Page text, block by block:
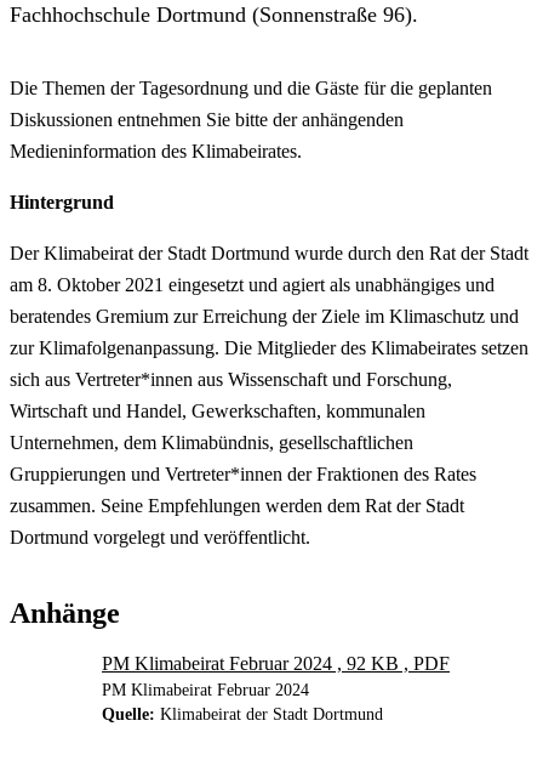
Fachhochschule Dortmund (Sonnenstraße 96).
Die Themen der Tagesordnung und die Gäste für die geplanten
Diskussionen entnehmen Sie bitte der anhängenden
Medieninformation des Klimabeirates.
Hintergrund
Der Klimabeirat der Stadt Dortmund wurde durch den Rat der Stadt
am 8. Oktober 2021 eingesetzt und agiert als unabhängiges und
beratendes Gremium zur Erreichung der Ziele im Klimaschutz und
zur Klimafolgenanpassung. Die Mitglieder des Klimabeirates setzen
sich aus Vertreter*innen aus Wissenschaft und Forschung,
Wirtschaft und Handel, Gewerkschaften, kommunalen
Unternehmen, dem Klimabündnis, gesellschaftlichen
Gruppierungen und Vertreter*innen der Fraktionen des Rates
zusammen. Seine Empfehlungen werden dem Rat der Stadt
Dortmund vorgelegt und veröffentlicht.
Anhänge
PM Klimabeirat Februar 2024 , 92 KB , PDF
PM Klimabeirat Februar 2024
Quelle: Klimabeirat der Stadt Dortmund